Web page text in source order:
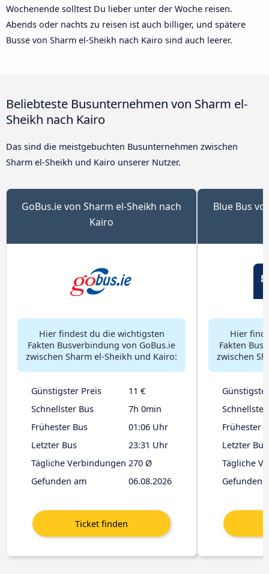
Wochenende solltest Du lieber unter der Woche reisen.
Abends oder nachts zu reisen ist auch billiger, und spätere
Busse von Sharm el-Sheikh nach Kairo sind auch leerer.
Beliebteste Busunternehmen von Sharm el-
Sheikh nach Kairo
Das sind die meistgebuchten Busunternehmen zwischen
Sharm el-Sheikh und Kairo unserer Nutzer.
GoBus.ie von Sharm el-Sheikh nach
Kairo
Hier findest du die wichtigsten
Fakten Busverbindung von GoBus.ie
zwischen Sharm el-Sheikh und Kairo:
Günstigster Preis
11 €
Schnellster Bus
7h 0min
Frühester Bus
01:06 Uhr
Letzter Bus
23:31 Uhr
Tägliche Verbindungen 270 Ø
Gefunden am
06.08.2026
Blue Bus
Hier
Fakten
zwischen
Schnellster
Frühester
Letzter Bus
Tägliche
Gefunden